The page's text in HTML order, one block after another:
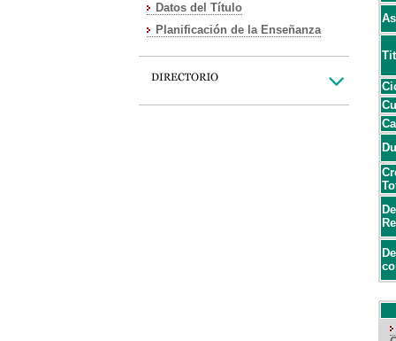
Datos del Título
Planificación de la Enseñanza